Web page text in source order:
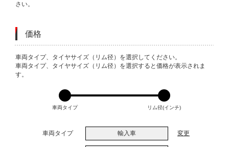
さい。
価格
VARIATIONS
車両タイプ、タイヤサイズ（リム径）を選択してください。
車両タイプ、タイヤサイズ（リム径）を選択すると価格が表示されま
す。
車両タイプ リム径(インチ)
車両タイプ 輸入車 変更